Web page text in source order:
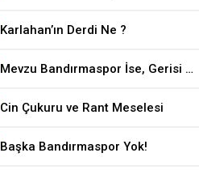
Karlahan’ın Derdi Ne ?
Mevzu Bandırmaspor İse, Gerisi Teferruattır
Cin Çukuru ve Rant Meselesi
Başka Bandırmaspor Yok!